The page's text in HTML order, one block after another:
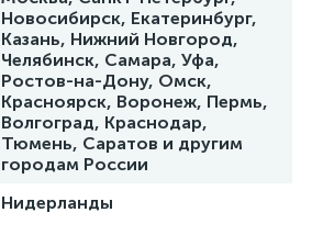
Новосибирск, Екатеринбург,
Казань, Нижний Новгород,
Челябинск, Самара, Уфа,
Ростов-на-Дону, Омск,
Красноярск, Воронеж, Пермь,
Волгоград, Краснодар,
Тюмень, Саратов и другим
городам России
Нидерланды